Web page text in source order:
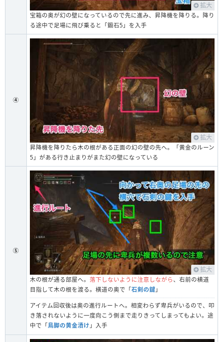
拡大
宝箱の奥が幻の壁になっているので先に進み、昇降機を降りる。降り
る途中で足場に飛び乗ると「鍛石5」を入手
④
拡大
昇降機を降りたら木の根がある正面の幻の壁の先へ。「黄金のルーン
5」がある行き止まりがまた幻の壁になっている
⑤
拡大
木の根が通る部屋へ。 落下しないように注意しながら、右前の横道
目指して木の根を渡る。横道の奥で「石剣の鍵 」
アイテム回収後は奥の進行ルートへ。相変わらず卑兵がいるので、叩
き落されないように一度向こう側まで走りきってしまってもよい。途
中で「鳥脚の黄金漬け 」入手